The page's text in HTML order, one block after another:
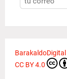
BarakaldoDigital
CC BY 4.0